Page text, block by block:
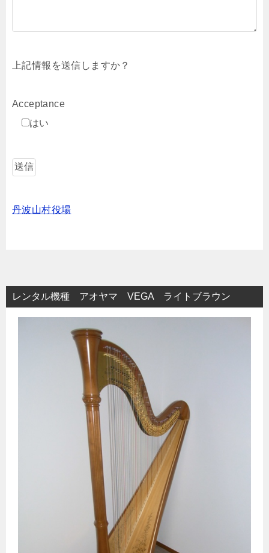
上記情報を送信しますか？
Acceptance
はい
丹波山村役場
レンタル機種 アオヤマ VEGA ライトブラウン